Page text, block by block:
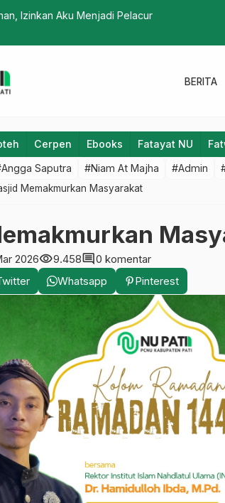
Targetkan Restrukturisasi Tuntas Hingga
BERITA
Cerpen Ebooks Fatayat NU
Saputra #Niam At Majha #Admin
Memakmurkan Masyarakat
2026visibility9.458comment0 komentar
Whatsapp Pinterest